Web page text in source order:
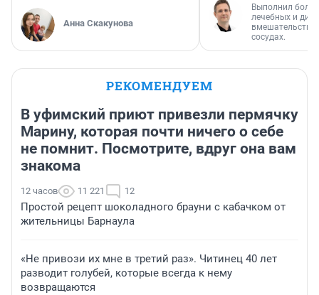
Анна Скакунова
Выполнил
лечебных и
вмешательств
сосудах.
РЕКОМЕНДУЕМ
В уфимский приют привезли пермячку
Марину, которая почти ничего о себе
не помнит. Посмотрите, вдруг она вам
знакома
12 часов 11 221 12
Простой рецепт шоколадного брауни с кабачком от
жительницы Барнаула
«Не привози их мне в третий раз». Читинец 40 лет
разводит голубей, которые всегда к нему
возвращаются